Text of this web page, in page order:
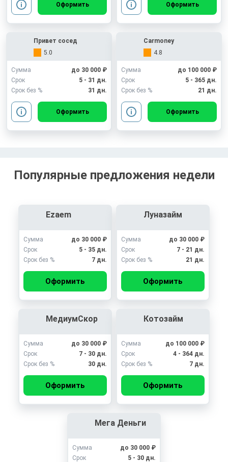
Оформить Оформить
Привет сосед
5.0
Сумма
до 30 000 ₽
Срок
5 - 31 дн.
Срок без %
31 дн.
Оформить
Carmoney
4.8
Сумма
до 100 000 ₽
Срок
5 - 365 дн.
Срок без %
21 дн.
Оформить
Популярные предложения недели
Ezaem
Сумма
до 30 000 ₽
Срок
5 - 35 дн.
Срок без %
7 дн.
Оформить
Луназайм
Сумма
до 30 000 ₽
Срок
7 - 21 дн.
Срок без %
21 дн.
Оформить
МедиумСкор
Сумма
до 30 000 ₽
Срок
7 - 30 дн.
Срок без %
30 дн.
Оформить
Котозайм
Сумма
до 100 000 ₽
Срок
4 - 364 дн.
Срок без %
7 дн.
Оформить
Мега Деньги
Сумма
до 30 000 ₽
Срок
5 - 30 дн.